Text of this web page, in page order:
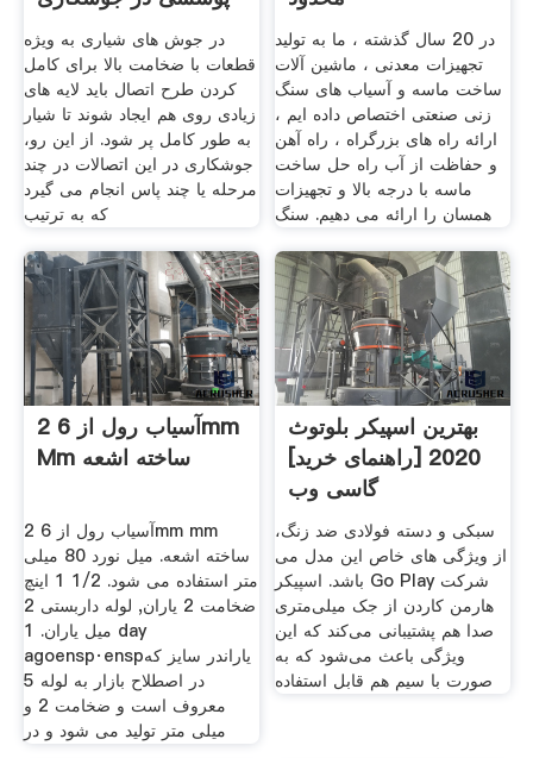
در جوش های شیاری به ویژه
قطعات با ضخامت بالا برای کامل
کردن طرح اتصال باید لایه های
زیادی روی هم ایجاد شوند تا شیار
به طور کامل پر شود. از این رو،
جوشکاری در این اتصالات در چند
مرحله یا چند پاس انجام می گیرد
که به ترتیب
در 20 سال گذشته ، ما به تولید
تجهیزات معدنی ، ماشین آلات
ساخت ماسه و آسیاب های سنگ
زنی صنعتی اختصاص داده ایم ،
ارائه راه های بزرگراه ، راه آهن
و حفاظت از آب راه حل ساخت
ماسه با درجه بالا و تجهیزات
همسان را ارائه می دهیم. سنگ
2 آسیاب رول از 6mm
Mm ساخته اشعه
2 آسیاب رول از 6mm mm
ساخته اشعه. میل نورد 80 میلی
متر استفاده می شود. 1/2 1 اینچ
ضخامت 2 یاران, لوله داربستی 2
میل یاران. 1 day
agoensp·enspیاراندر سایز که
در اصطلاح بازار به لوله 5
معروف است و ضخامت 2 و
میلی متر تولید می شود و در
بهترین اسپیکر بلوتوث
2020 [راهنمای خرید]
گاسی وب
سبکی و دسته فولادی ضد زنگ،
از ویژگی های خاص این مدل می
باشد. اسپیکر Go Play شرکت
هارمن کاردن از جک میلی‌متری
صدا هم پشتیبانی می‌کند که این
ویژگی باعث می‌شود که به
صورت با سیم هم قابل استفاده